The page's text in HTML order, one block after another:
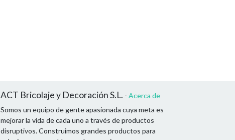
ACT Bricolaje y Decoración S.L. - Acerca de
Somos un equipo de gente apasionada cuya meta es
mejorar la vida de cada uno a través de productos
disruptivos. Construimos grandes productos para